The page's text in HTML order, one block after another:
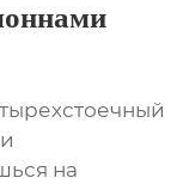
на